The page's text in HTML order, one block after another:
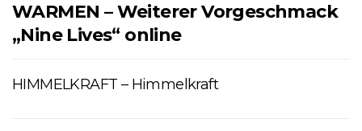
WARMEN – Weiterer Vorgeschmack
„Nine Lives“ online
HIMMELKRAFT – Himmelkraft